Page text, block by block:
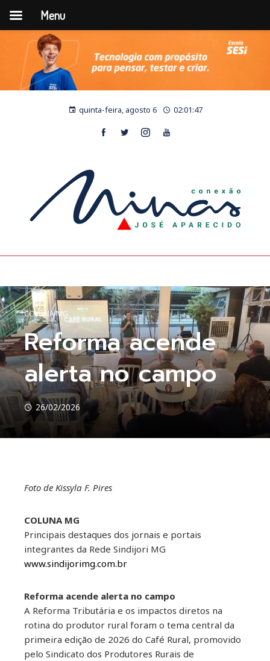
quinta-feira, agosto 6 02:01:49
COLUNA MG
Reforma acende
alerta no campo
26/02/2026
Foto de Kissyla F. Pires
COLUNA MG
Principais destaques dos jornais e portais
integrantes da Rede Sindijori MG
www.sindijorimg.com.br
Reforma acende alerta no campo
A Reforma Tributária e os impactos diretos na
rotina do produtor rural foram o tema central da
primeira edição de 2026 do Café Rural, promovido
pelo Sindicato dos Produtores Rurais de
Menu